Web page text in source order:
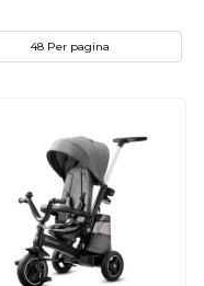
48 Per pagina